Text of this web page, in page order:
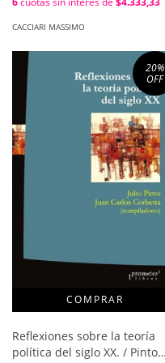
CACCIARI MASSIMO
20%
OFF
Reflexiones sobre la teoría
política del siglo XX. / Pinto